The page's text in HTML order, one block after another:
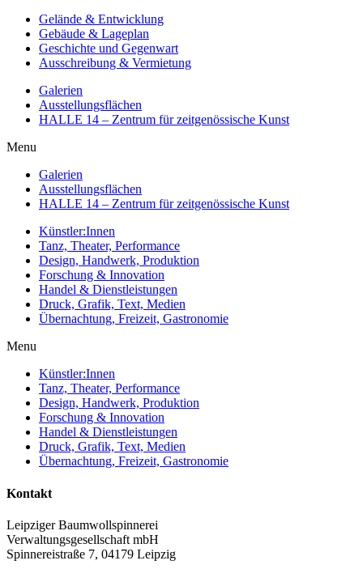
Gelände & Entwicklung
Gebäude & Lageplan
Geschichte und Gegenwart
Ausschreibung & Vermietung
Galerien
Ausstellungsflächen
HALLE 14 – Zentrum für zeitgenössische Kunst
Menu
Galerien
Ausstellungsflächen
HALLE 14 – Zentrum für zeitgenössische Kunst
Künstler:Innen
Tanz, Theater, Performance
Design, Handwerk, Produktion
Forschung & Innovation
Handel & Dienstleistungen
Druck, Grafik, Text, Medien
Übernachtung, Freizeit, Gastronomie
Menu
Künstler:Innen
Tanz, Theater, Performance
Design, Handwerk, Produktion
Forschung & Innovation
Handel & Dienstleistungen
Druck, Grafik, Text, Medien
Übernachtung, Freizeit, Gastronomie
Kontakt
Leipziger Baumwollspinnerei
Verwaltungsgesellschaft mbH
Spinnereistraße 7, 04179 Leipzig